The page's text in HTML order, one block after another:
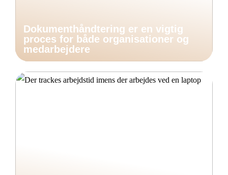
Dokumenthåndtering er en vigtig
proces for både organisationer og
medarbejdere